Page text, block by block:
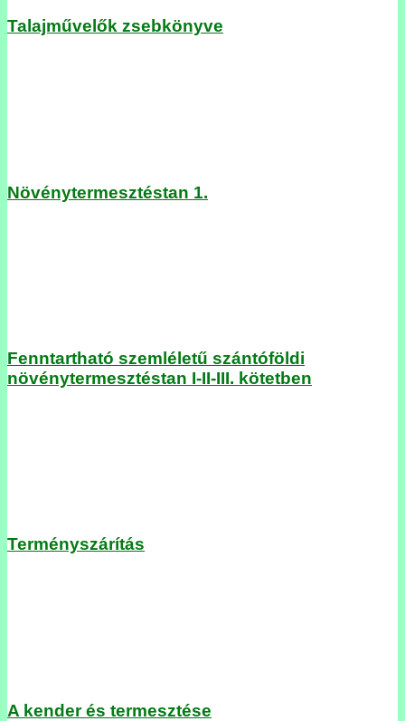
Talajművelők zsebkönyve
Növénytermesztéstan 1.
Fenntartható szemléletű szántóföldi
növénytermesztéstan I-II-III. kötetben
Terményszárítás
A kender és termesztése